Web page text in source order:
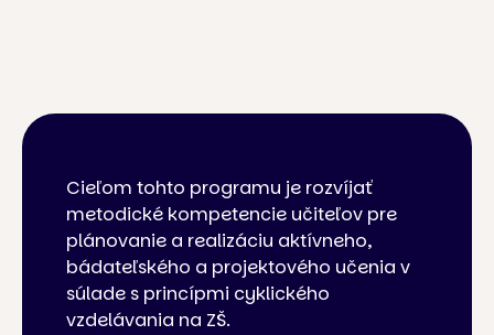
Cieľom tohto programu je rozvíjať
metodické kompetencie učiteľov pre
plánovanie a realizáciu aktívneho,
bádateľského a projektového učenia v
súlade s princípmi cyklického
vzdelávania na ZŠ.